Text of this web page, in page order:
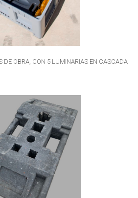
DE OBRA, CON 5 LUMINARIAS EN CASCADA